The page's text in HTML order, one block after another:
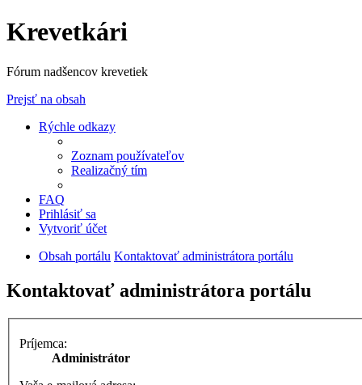
Krevetkári
Fórum nadšencov krevetiek
Prejsť na obsah
Rýchle odkazy
Zoznam používateľov
Realizačný tím
FAQ
Prihlásiť sa
Vytvoriť účet
Obsah portálu Kontaktovať administrátora portálu
Kontaktovať administrátora portálu
Príjemca:
Administrátor